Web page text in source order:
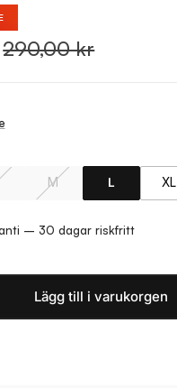
290,00 kr
M L XL
– 30 dagar riskfritt
Lägg till i varukorgen